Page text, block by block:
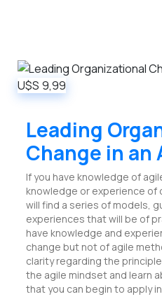
U$S 9,99
Leading
Change in an
If you have knowledge of
knowledge or experience of
will find a series of models,
experiences that will be of
have knowledge and
change but not of agile
clarity regarding the
the agile mindset and learn
that you can begin to apply